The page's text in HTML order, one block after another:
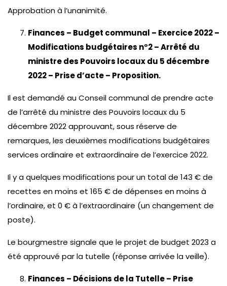
Approbation à l’unanimité.
Finances – Budget communal – Exercice 2022 –
Modifications budgétaires n°2 – Arrêté du
ministre des Pouvoirs locaux du 5 décembre
2022 – Prise d’acte – Proposition.
Il est demandé au Conseil communal de prendre acte
de l’arrêté du ministre des Pouvoirs locaux du 5
décembre 2022 approuvant, sous réserve de
remarques, les deuxièmes modifications budgétaires
services ordinaire et extraordinaire de l’exercice 2022.
Il y a quelques modifications pour un total de 143 € de
recettes en moins et 165 € de dépenses en moins à
l’ordinaire, et 0 € à l’extraordinaire (un changement de
poste).
Le bourgmestre signale que le projet de budget 2023 a
été approuvé par la tutelle (réponse arrivée la veille).
Finances – Décisions de la Tutelle – Prise